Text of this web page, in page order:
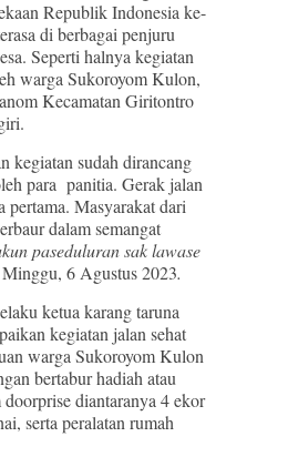
Republik Indonesia ke-
di berbagai penjuru
Seperti halnya kegiatan
warga Sukoroyom Kulon,
Kecamatan Giritontro
kegiatan sudah dirancang
para panitia. Gerak jalan
pertama. Masyarakat dari
dalam semangat
paseduluran sak lawase
6 Agustus 2023.
ketua karang taruna
kegiatan jalan sehat
warga Sukoroyom Kulon
bertabur hadiah atau
doorprise diantaranya 4 ekor
serta peralatan rumah